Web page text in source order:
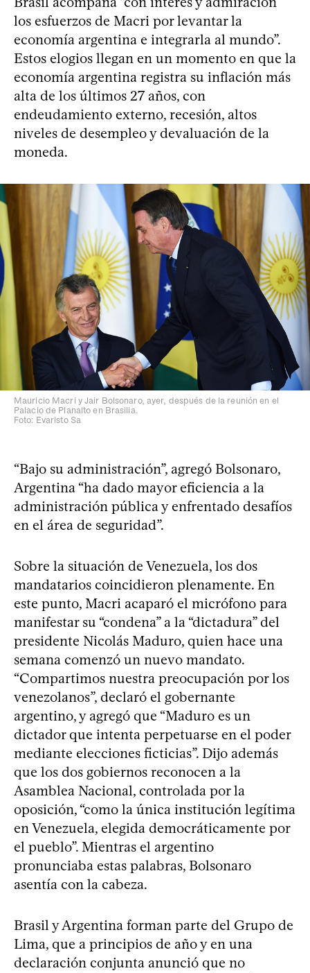
los esfuerzos de Macri por levantar la
economía argentina e integrarla al mundo”.
Estos elogios llegan en un momento en que la
economía argentina registra su inflación más
alta de los últimos 27 años, con
endeudamiento externo, recesión, altos
niveles de desempleo y devaluación de la
moneda.
Mauricio Macri y Jair Bolsonaro, ayer, después de la reunión en el
Palacio de Planalto en Brasilia.
Foto: Evaristo Sa
“Bajo su administración”, agregó Bolsonaro,
Argentina “ha dado mayor eficiencia a la
administración pública y enfrentado desafíos
en el área de seguridad”.
Sobre la situación de Venezuela, los dos
mandatarios coincidieron plenamente. En
este punto, Macri acaparó el micrófono para
manifestar su “condena” a la “dictadura” del
presidente Nicolás Maduro, quien hace una
semana comenzó un nuevo mandato.
“Compartimos nuestra preocupación por los
venezolanos”, declaró el gobernante
argentino, y agregó que “Maduro es un
dictador que intenta perpetuarse en el poder
mediante elecciones ficticias”. Dijo además
que los dos gobiernos reconocen a la
Asamblea Nacional, controlada por la
oposición, “como la única institución legítima
en Venezuela, elegida democráticamente por
el pueblo”. Mientras el argentino
pronunciaba estas palabras, Bolsonaro
asentía con la cabeza.
Brasil y Argentina forman parte del Grupo de
Lima, que a principios de año y en una
declaración conjunta anunció que no